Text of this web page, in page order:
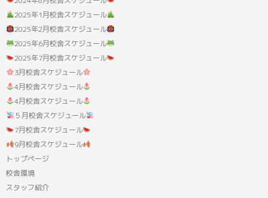
2025年1月校舎スケジュール
2025年2月校舎スケジュール
2025年6月校舎スケジュール
2025年7月校舎スケジュール
3月校舎スケジュール
4月校舎スケジュール
4月校舎スケジュール
５月校舎スケジュール
7月校舎スケジュール
9月校舎スケジュール
トップページ
校舎環境
スタッフ紹介